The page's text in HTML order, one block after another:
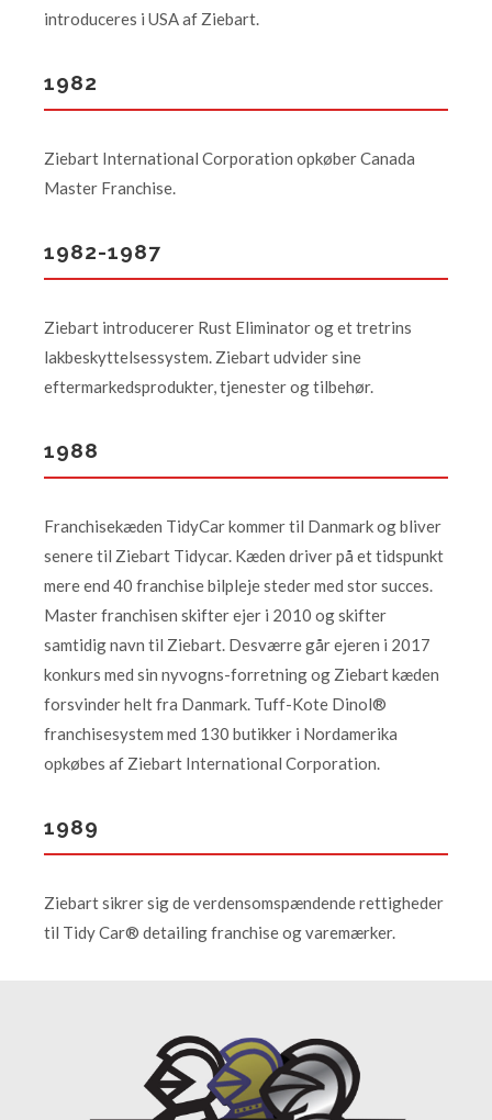
introduceres i USA af Ziebart.
1982
Ziebart International Corporation opkøber Canada
Master Franchise.
1982-1987
Ziebart introducerer Rust Eliminator og et tretrins
lakbeskyttelsessystem. Ziebart udvider sine
eftermarkedsprodukter, tjenester og tilbehør.
1988
Franchisekæden TidyCar kommer til Danmark og bliver
senere til Ziebart Tidycar. Kæden driver på et tidspunkt
mere end 40 franchise bilpleje steder med stor succes.
Master franchisen skifter ejer i 2010 og skifter
samtidig navn til Ziebart. Desværre går ejeren i 2017
konkurs med sin nyvogns-forretning og Ziebart kæden
forsvinder helt fra Danmark. Tuff-Kote Dinol®
franchisesystem med 130 butikker i Nordamerika
opkøbes af Ziebart International Corporation.
1989
Ziebart sikrer sig de verdensomspændende rettigheder
til Tidy Car® detailing franchise og varemærker.